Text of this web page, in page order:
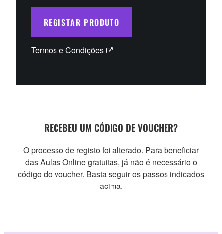
REGISTAR PRODUTO
Termos e Condições
RECEBEU UM CÓDIGO DE VOUCHER?
O processo de registo foi alterado. Para beneficiar
das Aulas Online gratuitas, já não é necessário o
código do voucher. Basta seguir os passos indicados
acima.